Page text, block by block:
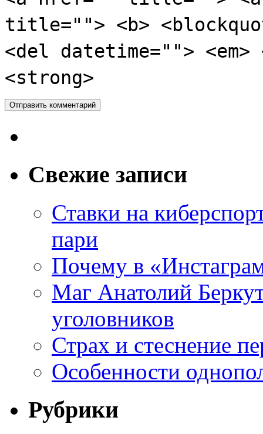
title=""> <b>
<del datetime="">
<strong>
Свежие записи
Ставки на
пари
Почему в
Маг Анатолий
уголовников
Страх и стеснение
Особенности
Рубрики